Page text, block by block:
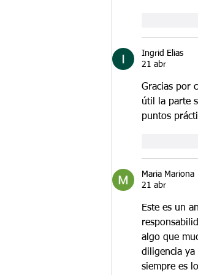
Ingrid Elias
21 abr
Gracias por
útil la parte
puntos
Maria Mariona
21 abr
Este es un
algo que
diligencia ya
siempre es